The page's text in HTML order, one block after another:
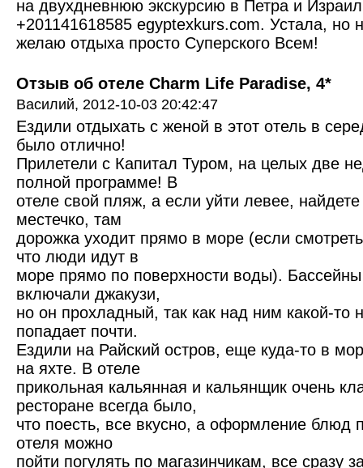
на двухдневнюю экскурсию в Петра и
+201141618585 egyptexkurs.com. Устала, но
желаю отдыха просто Суперского Всем!
Отзыв об отеле Charm Life Paradise, 4*
Василий, 2012-10-03 20:42:47
Ездили отдыхать с женой в этот отель в
было отлично!
Прилетели с Капитал Туром, на целых две
полной программе! В
отеле свой пляж, а если уйти левее,
местечко, там
дорожка уходит прямо в море (если
что люди идут в
море прямо по поверхности воды).
включали джакузи,
но он прохладный, так как над ним какой-то
попадает почти.
Ездили на Райский остров, еще куда-то в
на яхте. В отеле
прикольная кальянная и кальянщик очень
ресторане всегда было,
что поесть, все вкусно, а оформление блюд
отеля можно
пойти погулять по магазинчикам, все сразу